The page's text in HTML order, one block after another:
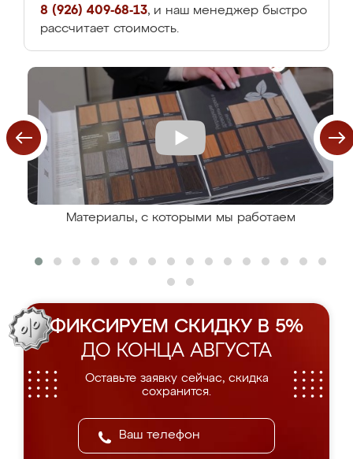
8 (926) 409-68-13, и наш менеджер быстро
рассчитает стоимость.
Материалы, с которыми мы работаем
ФИКСИРУЕМ СКИДКУ В 5%
ДО КОНЦА АВГУСТА
Оставьте заявку сейчас, скидка
сохранится.